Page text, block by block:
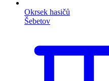
Okrsek hasičů
Šebetov